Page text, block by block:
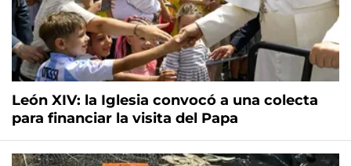
León XIV: la Iglesia convocó a una colecta
para financiar la visita del Papa